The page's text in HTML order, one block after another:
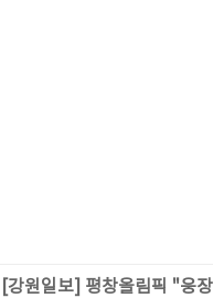
[강원일보] 평창올림픽 "웅